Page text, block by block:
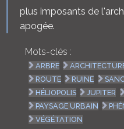
plus imposants de
apogée.
Mots-clés :
ARBRE
ROUTE
RUINE
HÉLIOPOLIS
JUPITER
PAYSAGE URBAIN
VÉGÉTATION